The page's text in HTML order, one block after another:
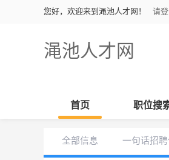
您好，欢迎来到渑池人才网！ 请
渑池人才网
首页 职位搜
全部信息 一句话招